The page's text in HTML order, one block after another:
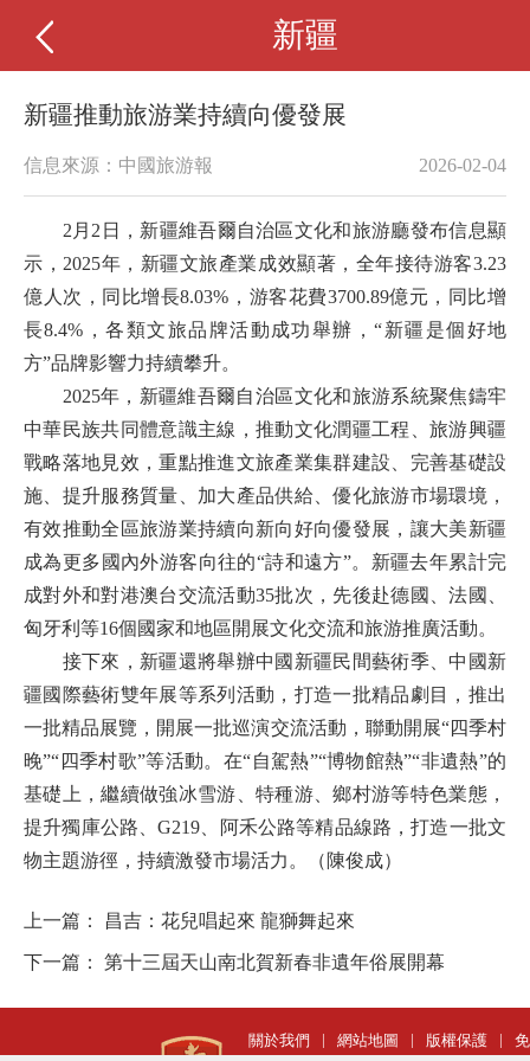
新疆
新疆推動旅游業持續向優發展
信息來源：中國旅游報 2026-02-04
2月2日，新疆維吾爾自治區文化和旅游廳發布信息顯
示，2025年，新疆文旅產業成效顯著，全年接待游客3.23
億人次，同比增長8.03%，游客花費3700.89億元，同比增
長8.4%，各類文旅品牌活動成功舉辦，“新疆是個好地
方”品牌影響力持續攀升。
2025年，新疆維吾爾自治區文化和旅游系統聚焦鑄牢
中華民族共同體意識主線，推動文化潤疆工程、旅游興疆
戰略落地見效，重點推進文旅產業集群建設、完善基礎設
施、提升服務質量、加大產品供給、優化旅游市場環境，
有效推動全區旅游業持續向新向好向優發展，讓大美新疆
成為更多國內外游客向往的“詩和遠方”。新疆去年累計完
成對外和對港澳台交流活動35批次，先後赴德國、法國、
匈牙利等16個國家和地區開展文化交流和旅游推廣活動。
接下來，新疆還將舉辦中國新疆民間藝術季、中國新
疆國際藝術雙年展等系列活動，打造一批精品劇目，推出
一批精品展覽，開展一批巡演交流活動，聯動開展“四季村
晚”“四季村歌”等活動。在“自駕熱”“博物館熱”“非遺熱”的
基礎上，繼續做強冰雪游、特種游、鄉村游等特色業態，
提升獨庫公路、G219、阿禾公路等精品線路，打造一批文
物主題游徑，持續激發市場活力。（陳俊成）
上一篇： 昌吉：花兒唱起來 龍獅舞起來
下一篇： 第十三屆天山南北賀新春非遺年俗展開幕